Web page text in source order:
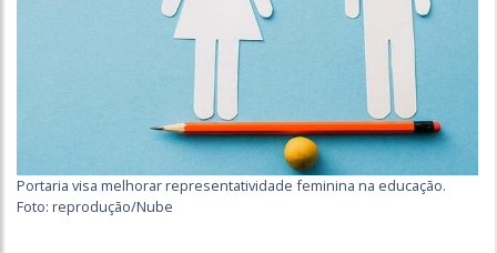
Portaria visa melhorar representatividade feminina na educação.
Foto: reprodução/Nube